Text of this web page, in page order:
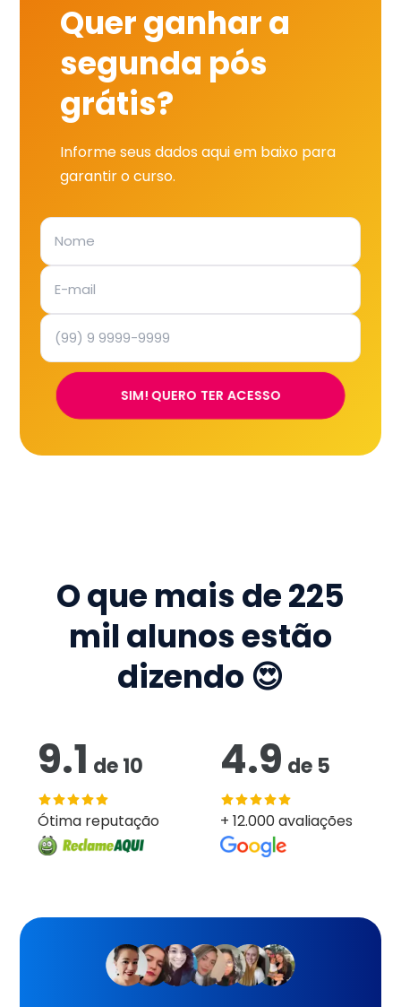
Quer ganhar a
segunda pós
grátis?
Informe seus dados aqui em baixo para
garantir o curso.
SIM! QUERO TER ACESSO
O que mais de225
mil alunos estão
dizendo 😍
9.1 de10
Ótima reputação
4.9 de 5
+ 12.000 avaliações